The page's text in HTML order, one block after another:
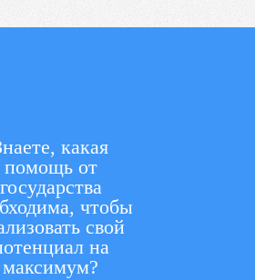
какая
помощь от
государства
чтобы
свой
на
максимум?